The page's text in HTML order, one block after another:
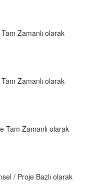
Zamanlı olarak
Zamanlı olarak
Tam Zamanlı olarak
/ Proje Bazlı olarak